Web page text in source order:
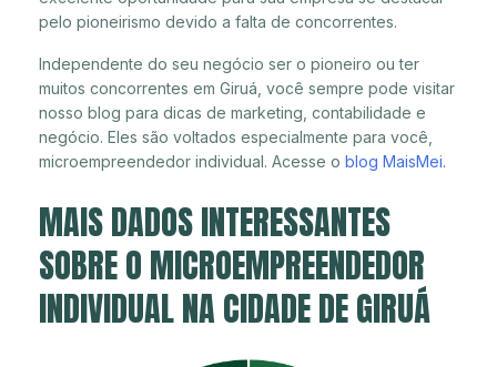
pelo pioneirismo devido a falta de concorrentes.
Independente do seu negócio ser o pioneiro ou ter
muitos concorrentes em Giruá, você sempre pode visitar
nosso blog para dicas de marketing, contabilidade e
negócio. Eles são voltados especialmente para você,
microempreendedor individual. Acesse o blog MaisMei.
MAIS DADOS INTERESSANTES
SOBRE O MICROEMPREENDEDOR
INDIVIDUAL NA CIDADE DE GIRUÁ